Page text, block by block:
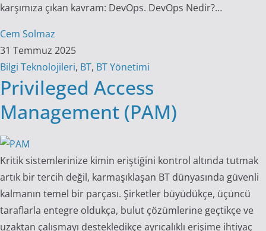
karşımıza çıkan kavram: DevOps. DevOps Nedir?…
Cem Solmaz
31 Temmuz 2025
Bilgi Teknolojileri, BT, BT Yönetimi
Privileged Access
Management (PAM)
Kritik sistemlerinize kimin eriştiğini kontrol altında tutmak
artık bir tercih değil, karmaşıklaşan BT dünyasında güvenli
kalmanın temel bir parçası. Şirketler büyüdükçe, üçüncü
taraflarla entegre oldukça, bulut çözümlerine geçtikçe ve
uzaktan çalışmayı destekledikçe ayrıcalıklı erişime ihtiyaç